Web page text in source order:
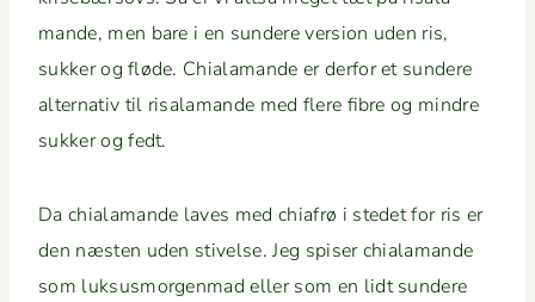
mande, men bare i en sun­dere ver­sion uden ris,
sukker og fløde. Chiala­mande er der­for et sun­dere
alter­na­tiv til risala­mande med flere fibre og min­dre
sukker og fedt.
Da chiala­mande laves med chi­afrø i stedet for ris er
den næsten uden stivelse. Jeg spis­er chiala­mande
som luk­sus­mor­gen­mad eller som en lidt sun­dere